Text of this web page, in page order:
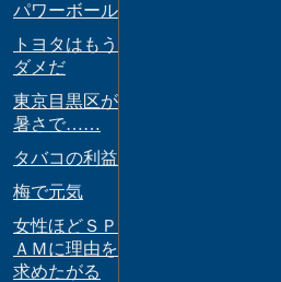
パワーボール
トヨタはもう
ダメだ
東京目黒区が
暑さで……
タバコの利益
梅で元気
女性ほどＳＰ
ＡＭに理由を
求めたがる